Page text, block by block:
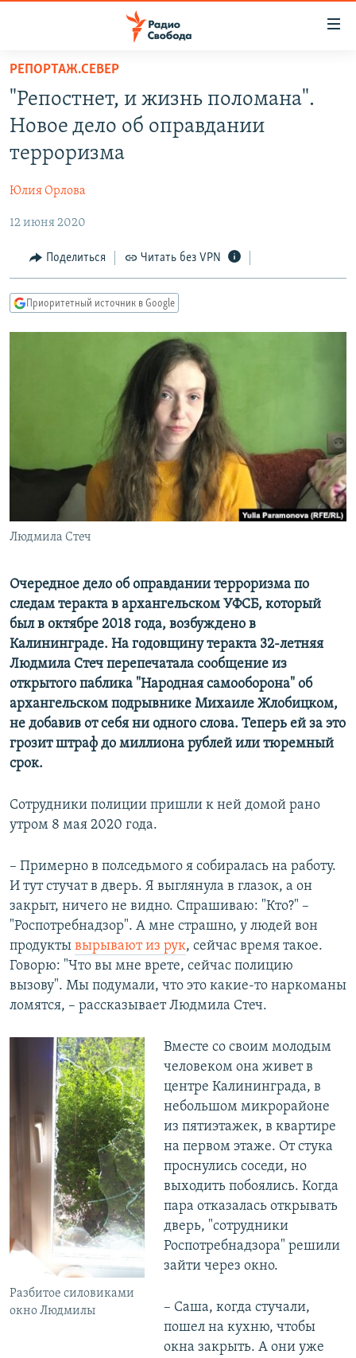
упрощенного
доступа
Вернуться
основному
Вернутся
навигации
Вернутся
поиску
ПРОГРАММЫ
МНЕНИЯ
КУЛЬТУРА
IDEL.РЕАЛИИ
СЕВЕР.РЕАЛИИ
РАСПИСАНИЕ ВЕЩАНИЯ
ПОДПИШИТЕСЬ НА РАССЫЛКУ
СОЦИАЛЬНЫЕ СЕТИ
РЕПОРТАЖ.СЕВЕР
"Репостнет, и жизнь поломана".
Новое дело об оправдании
терроризма
Юлия Орлова
12 июня 2020
Поделиться Читать без VPN
Приоритетный источник в Google
Людмила Стеч
Очередное дело об оправдании терроризма по
следам теракта в архангельском УФСБ, который
был в октябре 2018 года, возбуждено в
Калининграде. На годовщину теракта 32-летняя
Людмила Стеч перепечатала сообщение из
открытого паблика "Народная самооборона" об
архангельском подрывнике Михаиле Жлобицком,
не добавив от себя ни одного слова. Теперь ей за это
грозит штраф до миллиона рублей или тюремный
срок.
Сотрудники полиции пришли к ней домой рано
утром 8 мая 2020 года.
– Примерно в полседьмого я собиралась на работу.
И тут стучат в дверь. Я выглянула в глазок, а он
закрыт, ничего не видно. Спрашиваю: "Кто?" –
"Роспотребнадзор". А мне страшно, у людей вон
продукты вырывают из рук, сейчас время такое.
Говорю: "Что вы мне врете, сейчас полицию
вызову". Мы подумали, что это какие-то наркоманы
ломятся, – рассказывает Людмила Стеч.
Разбитое силовиками
окно Людмилы
Вместе со своим молодым
человеком она живет в
центре Калининграда, в
небольшом микрорайоне
из пятиэтажек, в квартире
на первом этаже. От стука
проснулись соседи, но
выходить побоялись. Когда
пара отказалась открывать
дверь, "сотрудники
Роспотребнадзора" решили
зайти через окно.
– Саша, когда стучали,
пошел на кухню, чтобы
окна закрыть. А они уже